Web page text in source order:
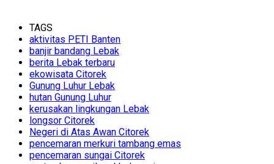
TAGS
aktivitas PETI Banten
banjir bandang Lebak
berita Lebak terbaru
ekowisata Citorek
Gunung Luhur Lebak
hutan Gunung Luhur
kerusakan lingkungan Lebak
longsor Citorek
Negeri di Atas Awan Citorek
pencemaran merkuri tambang emas
pencemaran sungai Citorek